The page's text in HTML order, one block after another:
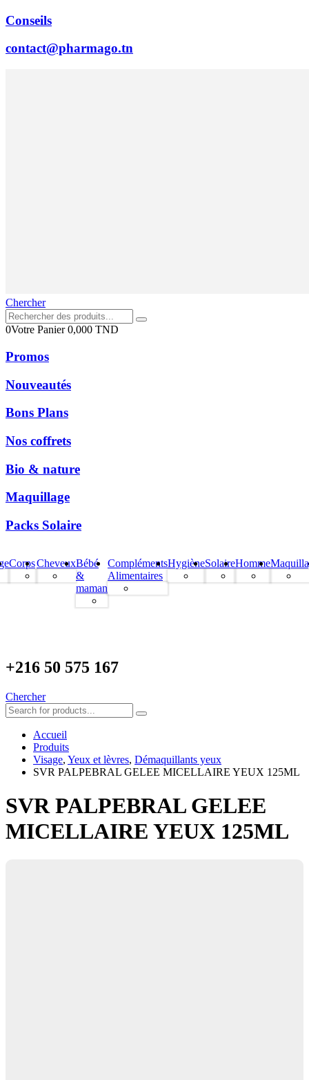
Conseils
contact@pharmago.tn
Chercher
0Votre Panier0,000 TND
Promos
Nouveautés
Bons Plans
Nos coffrets
Bio & nature
Maquillage
Packs Solaire
CorpsCheveuxBébé
&
maman
Compléments
Alimentaires
HygièneSolaireHomme
+216 50 575 167
Chercher
Accueil
Produits
Visage, Yeux et lèvres, Démaquillants yeux
SVR PALPEBRAL GELEE MICELLAIRE YEUX 125ML
SVR PALPEBRAL GELEE
MICELLAIRE YEUX 125ML